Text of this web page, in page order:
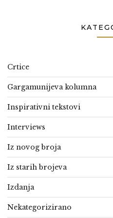
Crtice
Gargamunijeva kolumna
Inspirativni tekstovi
Interviews
Iz novog broja
Iz starih brojeva
Izdanja
Nekategorizirano